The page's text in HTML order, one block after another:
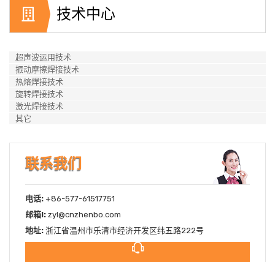
技术中心
超声波运用技术
振动摩擦焊接技术
热熔焊接技术
旋转焊接技术
激光焊接技术
其它
联系我们
电话: +86-577-61517751
邮箱l: zyl@cnzhenbo.com
地址: 浙江省温州市乐清市经济开发区纬五路222号